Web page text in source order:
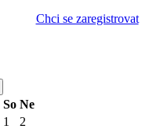
Chci se zaregistrovat
So Ne
1
2